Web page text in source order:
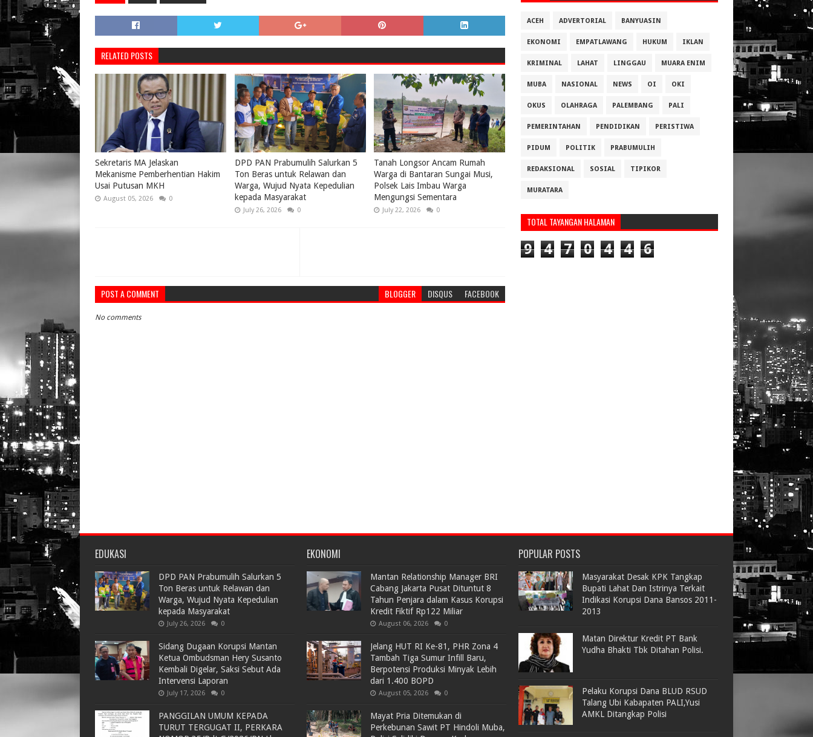
RELATED POSTS
Sekretaris MA Jelaskan
Mekanisme Pemberhentian Hakim
Usai Putusan MKH
August 05, 2026 0
DPD PAN Prabumulih Salurkan 5
Ton Beras untuk Relawan dan
Warga, Wujud Nyata Kepedulian
kepada Masyarakat
July 26, 2026 0
Tanah Longsor Ancam Rumah
Warga di Bantaran Sungai Musi,
Polsek Lais Imbau Warga
Mengungsi Sementara
July 22, 2026 0
POST A COMMENT BLOGGER DISQUS FACEBOOK
No comments
ACEH ADVERTORIAL BANYUASIN
EKONOMI EMPATLAWANG HUKUM IKLAN
KRIMINAL LAHAT LINGGAU MUARA ENIM
MUBA NASIONAL NEWS OI OKI
OKUS OLAHRAGA PALEMBANG PALI
PEMERINTAHAN PENDIDIKAN PERISTIWA
PIDUM POLITIK PRABUMULIH
REDAKSIONAL SOSIAL TIPIKOR
MURATARA
TOTAL TAYANGAN HALAMAN
9 4 7 0 4 4 6
EDUKASI
DPD PAN Prabumulih Salurkan 5
Ton Beras untuk Relawan dan
Warga, Wujud Nyata Kepedulian
kepada Masyarakat
July 26, 2026 0
Sidang Dugaan Korupsi Mantan
Ketua Ombudsman Hery Susanto
Kembali Digelar, Saksi Sebut Ada
Intervensi Laporan
July 17, 2026 0
PANGGILAN UMUM KEPADA
TURUT TERGUGAT II, PERKARA
EKONOMI
Mantan Relationship Manager BRI
Cabang Jakarta Pusat Dituntut 8
Tahun Penjara dalam Kasus Korupsi
Kredit Fiktif Rp122 Miliar
August 06, 2026 0
Jelang HUT RI Ke-81, PHR Zona 4
Tambah Tiga Sumur Infill Baru,
Berpotensi Produksi Minyak Lebih
dari 1.400 BOPD
August 05, 2026 0
Mayat Pria Ditemukan di
Perkebunan Sawit PT Hindoli Muba,
POPULAR POSTS
Masyarakat Desak KPK Tangkap
Bupati Lahat Dan Istrinya Terkait
Indikasi Korupsi Dana Bansos 2011-
2013
Matan Direktur Kredit PT Bank
Yudha Bhakti Tbk Ditahan Polisi.
Pelaku Korupsi Dana BLUD RSUD
Talang Ubi Kabapaten PALI,Yusi
AMKL Ditangkap Polisi